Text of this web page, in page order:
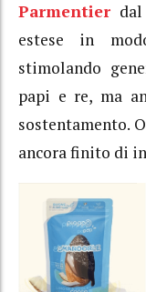
Parmentier
estese in
stimolando
papi e re, ma
sostentamento.
ancora finito di